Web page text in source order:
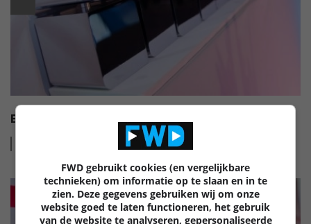
EISA HI-FI AWARDS 2022-2023
FWD gebruikt cookies (en vergelijkbare
technieken) om informatie op te slaan en in te
zien. Deze gegevens gebruiken wij om onze
website goed te laten functioneren, het gebruik
van de website te analyseren, gepersonaliseerde